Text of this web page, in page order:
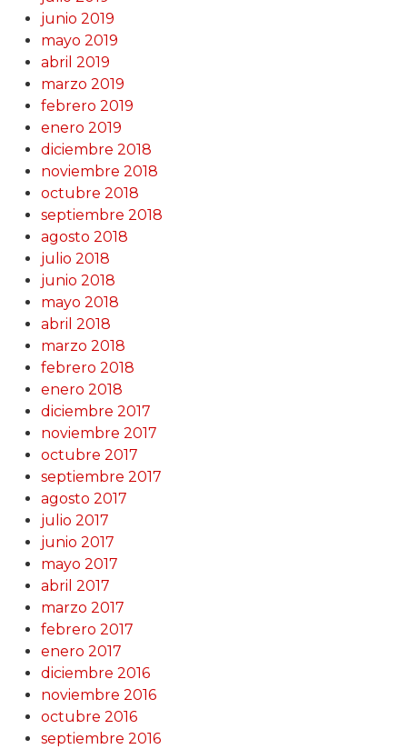
junio 2019
mayo 2019
abril 2019
marzo 2019
febrero 2019
enero 2019
diciembre 2018
noviembre 2018
octubre 2018
septiembre 2018
agosto 2018
julio 2018
junio 2018
mayo 2018
abril 2018
marzo 2018
febrero 2018
enero 2018
diciembre 2017
noviembre 2017
octubre 2017
septiembre 2017
agosto 2017
julio 2017
junio 2017
mayo 2017
abril 2017
marzo 2017
febrero 2017
enero 2017
diciembre 2016
noviembre 2016
octubre 2016
septiembre 2016